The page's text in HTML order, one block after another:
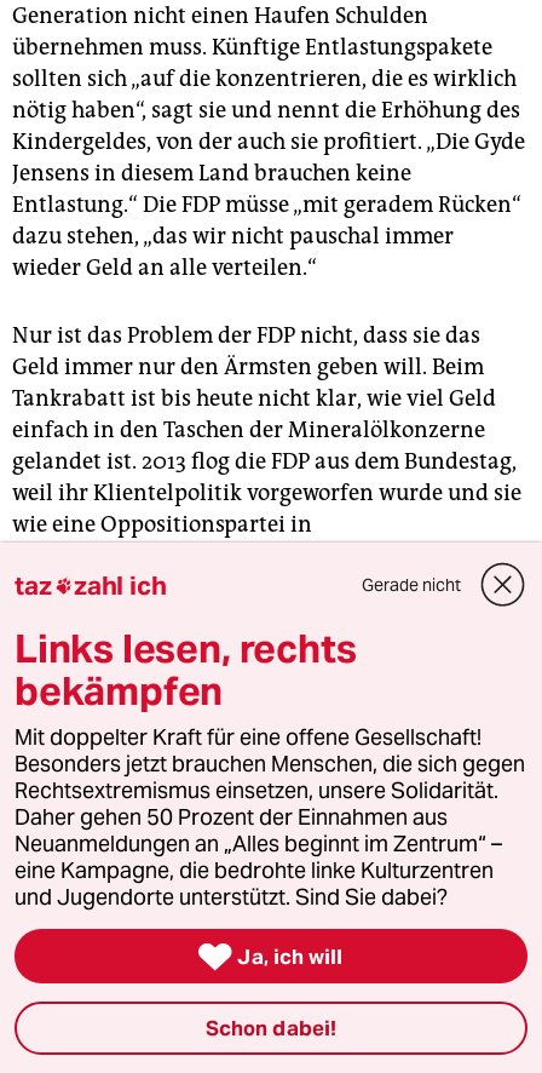
Generation nicht einen Haufen Schulden
übernehmen muss. Künftige Entlastungspakete
sollten sich „auf die konzentrieren, die es wirklich
nötig haben“, sagt sie und nennt die Erhöhung des
Kindergeldes, von der auch sie profitiert. „Die Gyde
Jensens in diesem Land brauchen keine
Entlastung.“ Die FDP müsse „mit geradem Rücken“
dazu stehen, „das wir nicht pauschal immer
wieder Geld an alle verteilen.“
Nur ist das Problem der FDP nicht, dass sie das
Geld immer nur den Ärmsten geben will. Beim
Tankrabatt ist bis heute nicht klar, wie viel Geld
einfach in den Taschen der Mineralölkonzerne
gelandet ist. 2013 flog die FDP aus dem Bundestag,
weil ihr Klientelpolitik vorgeworfen wurde und sie
wie eine Oppositionspartei in
Regierungsveranwortung klang. Es ist diese Folie,
vor der auch die jetzige FDP ihre Rolle in der
Schlimmste von Rot-Grün verhindern? Bislang
scheitert sie daran.
Holte die FDP bei der Bundestagswahl noch 11,5
Prozentpunkte, liegt sie in Umfragen derzeit bei 7
Prozent. Bei den Saarlandwahlen verpasste sie den
Einzug in den Landtag. In Nordrhein-Westfalen
und Schleswig-Holsteinbüßte sie deutlich einund
verlor beide Regierungsbeteiligungen. Auf die
Wahl in Niedersachsen am Sonntag gucken viele
in der Partei mit Sorge.
„Die Rolle der FDP im Ampelbündnis ist ein
taz zahl ich Gerade nicht
Links lesen, rechts
bekämpfen
Mit doppelter Kraft für eine offene Gesellschaft!
Besonders jetzt brauchen Menschen, die sich gegen
Rechtsextremismus einsetzen, unsere Solidarität.
Daher gehen 50 Prozent der Einnahmen aus
Neuanmeldungen an „Alles beginnt im Zentrum“ –
eine Kampagne, die bedrohte linke Kulturzentren
und Jugendorte unterstützt. Sind Sie dabei?
 Ja, ich will
Schon dabei!